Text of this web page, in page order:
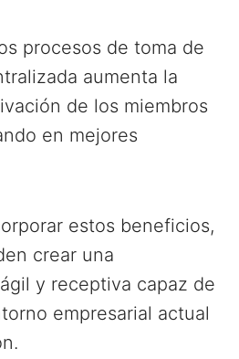
procesos de toma de
aumenta la
de los miembros
en mejores
estos beneficios,
crear una
y receptiva capaz de
empresarial actual